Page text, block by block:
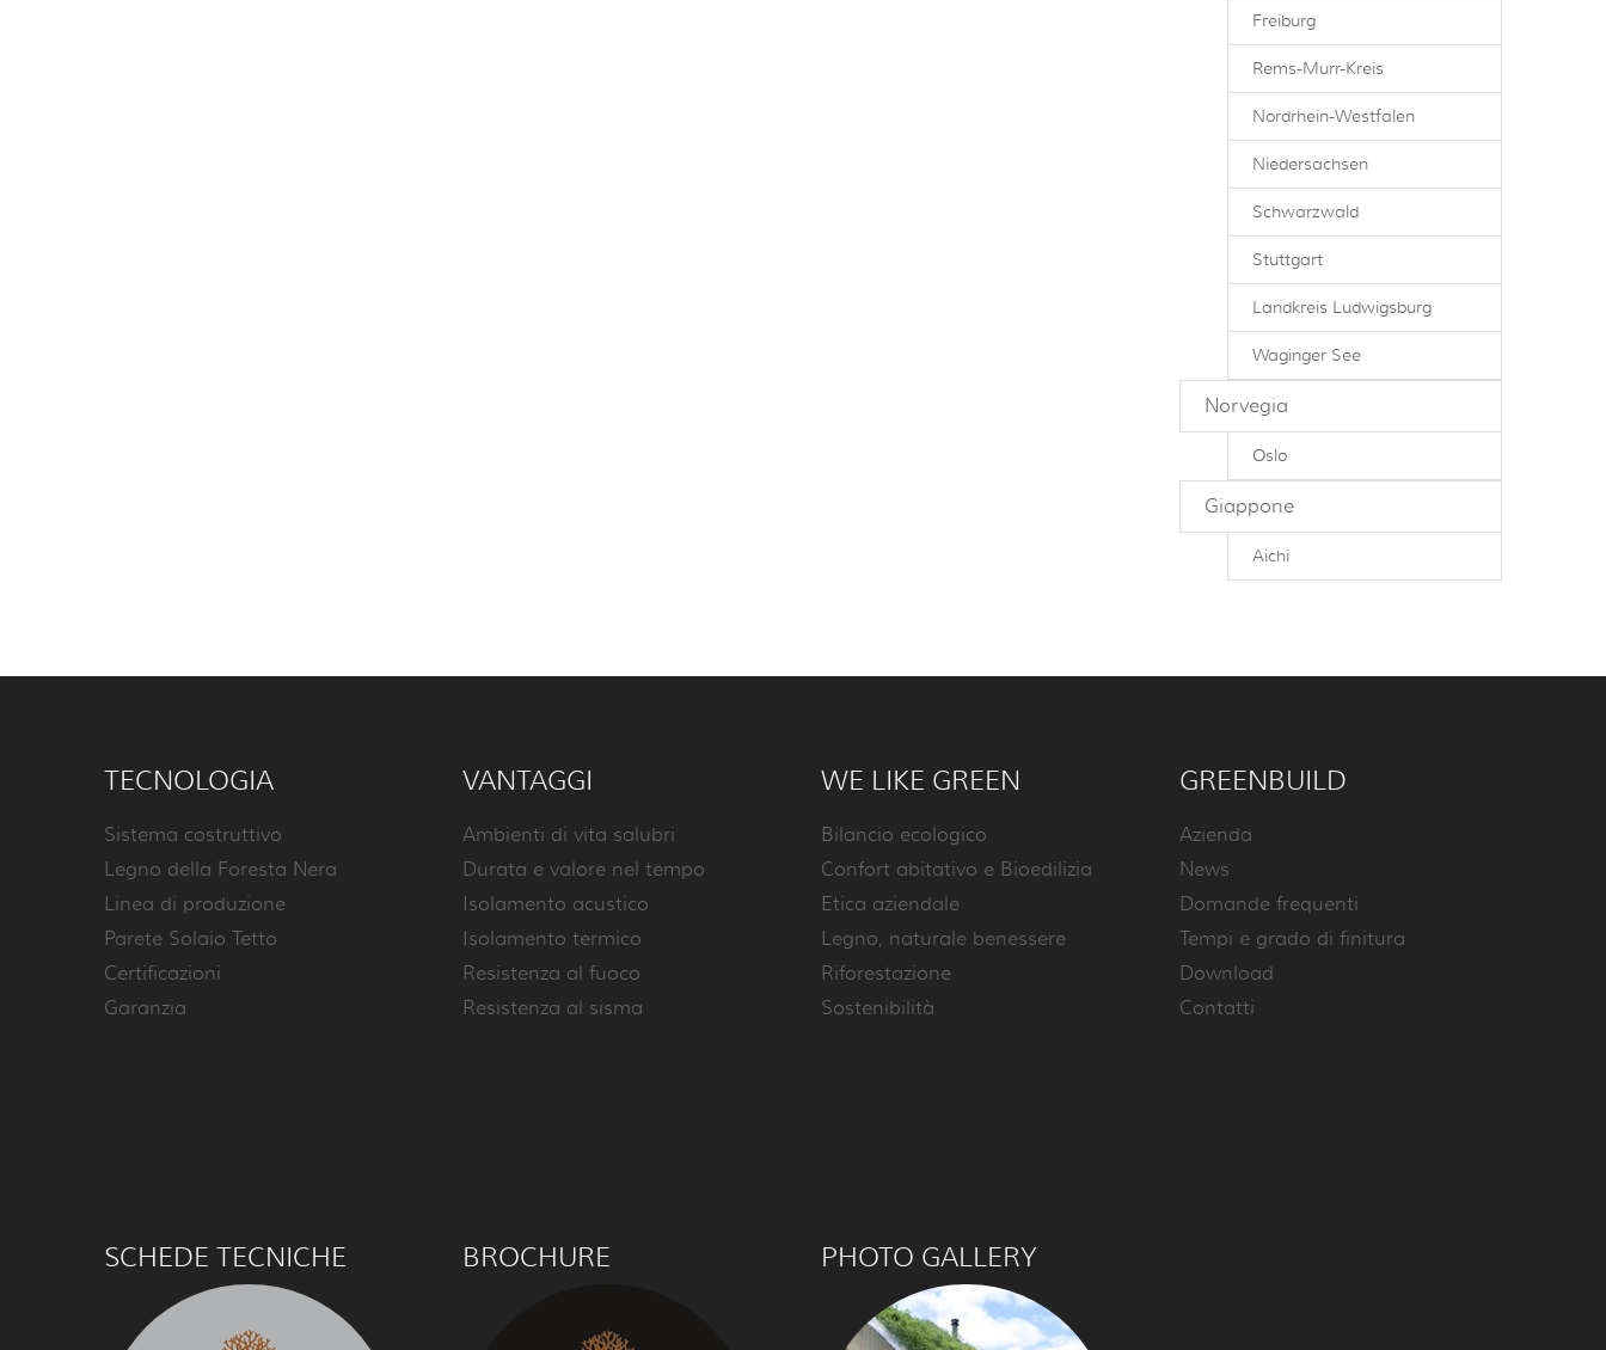
Freiburg
Rems-Murr-Kreis
Nordrhein-Westfalen
Niedersachsen
Schwarzwald
Stuttgart
Landkreis Ludwigsburg
Waginger See
Norvegia
Oslo
Giappone
Aichi
TECNOLOGIA
Sistema costruttivo
Legno della Foresta Nera
Linea di produzione
Parete Solaio Tetto
Certificazioni
Garanzia
VANTAGGI
Ambienti di vita salubri
Durata e valore nel tempo
Isolamento acustico
Isolamento termico
Resistenza al fuoco
Resistenza al sisma
WE LIKE GREEN
Bilancio ecologico
Confort abitativo e Bioedilizia
Etica aziendale
Legno, naturale benessere
Riforestazione
Sostenibilità
GREENBUILD
Azienda
News
Domande frequenti
Tempi e grado di finitura
Download
Contatti
SCHEDE TECNICHE BROCHURE PHOTO GALLERY